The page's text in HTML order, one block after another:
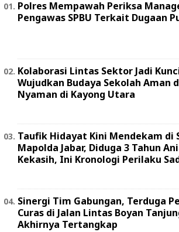
Polres Mempawah Periksa
Pengawas SPBU Terkait Dugaan
Kolaborasi Lintas Sektor Jadi
Wujudkan Budaya Sekolah Aman
Nyaman di Kayong Utara
Taufik Hidayat Kini Mendekam di
Mapolda Jabar, Diduga 3 Tahun
Kekasih, Ini Kronologi Perilaku
Sinergi Tim Gabungan, Terduga
Curas di Jalan Lintas Boyan
Akhirnya Tertangkap